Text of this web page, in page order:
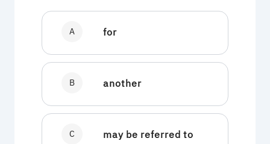
A for
B another
C may be referred to